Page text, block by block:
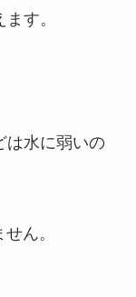
す。
は水に弱いの
ん。